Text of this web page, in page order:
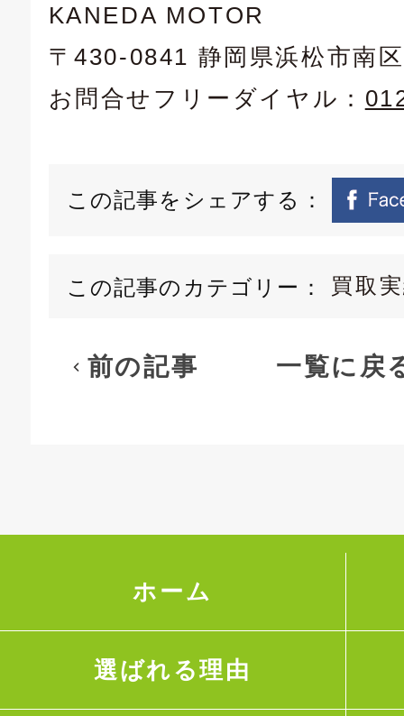
KANEDA MOTOR
〒430-0841 静岡県浜松市南
お問合せフリーダイヤル：
この記事をシェアする：
この記事のカテゴリー： 買取
前の記事 一覧に戻
ホーム
選ばれる理由